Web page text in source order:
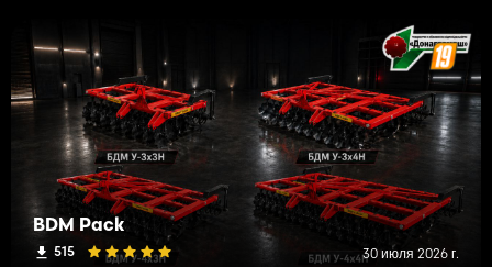
BDM Pack
515 30 июля 2026 г.